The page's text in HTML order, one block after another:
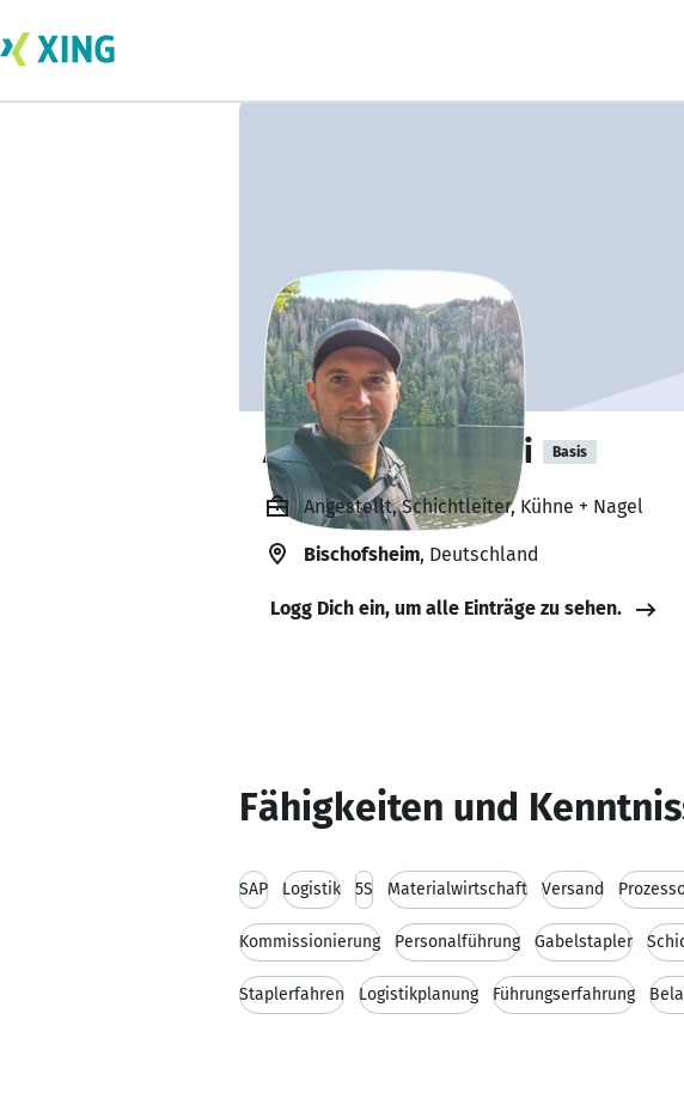
Alexander Nikolai Basis
Angestellt, Schichtleiter, Kühne + Nagel
Bischofsheim, Deutschland
Logg Dich ein, um alle Einträge zu sehen.
Fähigkeiten und
SAP Logistik 5S Materialwirtschaft Versand
Kommissionierung Personalführung Gabelstapler
Staplerfahren Logistikplanung Führungserfahrung